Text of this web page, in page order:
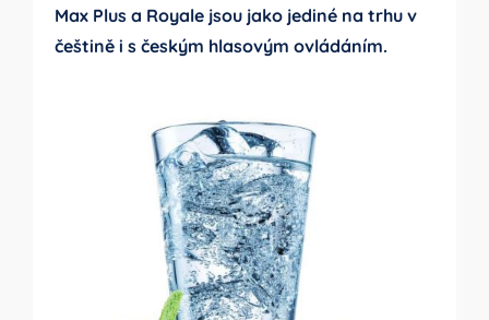
Max Plusa Royalejsou jako jediné na trhu v
češtině i s českým hlasovým ovládáním.